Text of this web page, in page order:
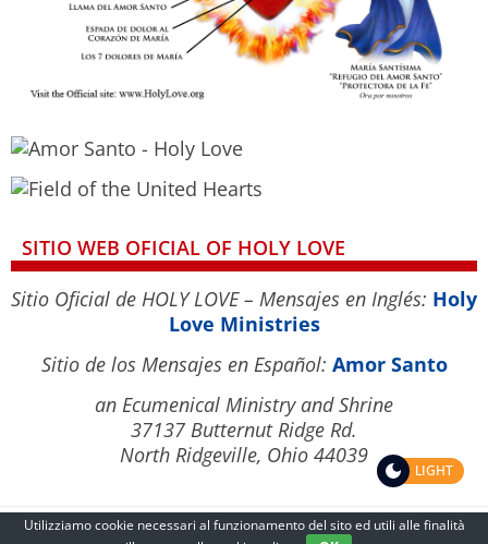
SITIO WEB OFICIAL OF HOLY LOVE
Sitio Oficial de HOLY LOVE – Mensajes en Inglés: Holy
Love Ministries
Sitio de los Mensajes en Español: Amor Santo
an Ecumenical Ministry and Shrine
37137 Butternut Ridge Rd.
North Ridgeville, Ohio 44039
Utilizziamo cookie necessari al funzionamento del sito ed utili alle finalità
LIGHT